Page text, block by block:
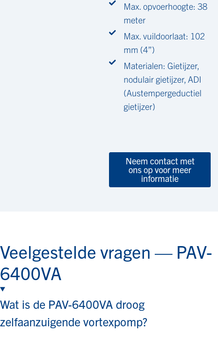
Max. opvoerhoogte: 38
meter
Max. vuildoorlaat: 102
mm (4”)
Materialen: Gietijzer,
nodulair gietijzer, ADI
(Austempergeductiel
gietijzer)
Neem contact met
ons op voor meer
informatie
Veelgestelde vragen — PAV-
6400VA
Wat is de PAV-6400VA droog
zelfaanzuigende vortexpomp?